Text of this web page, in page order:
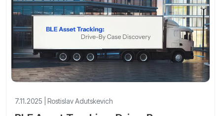
u deze apparaten kunt verbinden en
diagnosticeren in GPS-Trace en Forguard.
7.11.2025 | Rostislav Adutskevich